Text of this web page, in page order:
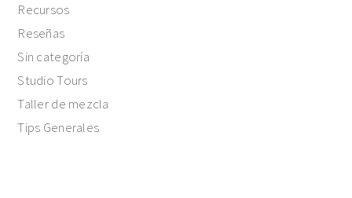
Recursos
Reseñas
Sin categoría
Studio Tours
Taller de mezcla
Tips Generales